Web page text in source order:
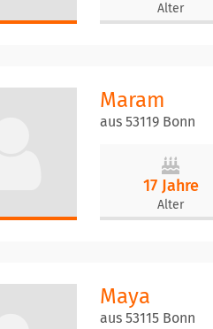
Alter
Maram
aus 53119 Bonn
17 Jahre
Alter
Maya
aus 53115 Bonn